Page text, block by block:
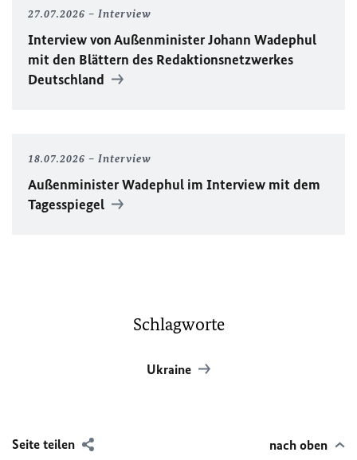
27.07.2026 Interview
Interview von Außenminister Johann Wadephul
mit den Blättern des Redaktionsnetzwerkes
Deutschland
18.07.2026 Interview
Außenminister Wadephul im Interview mit dem
Tagesspiegel
Schlagworte
Ukraine
Seite teilen nach oben